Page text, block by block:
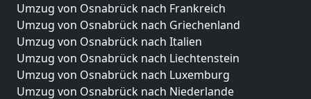
Umzug von Osnabrück nach Frankreich
Umzug von Osnabrück nach Griechenland
Umzug von Osnabrück nach Italien
Umzug von Osnabrück nach Liechtenstein
Umzug von Osnabrück nach Luxemburg
Umzug von Osnabrück nach Niederlande